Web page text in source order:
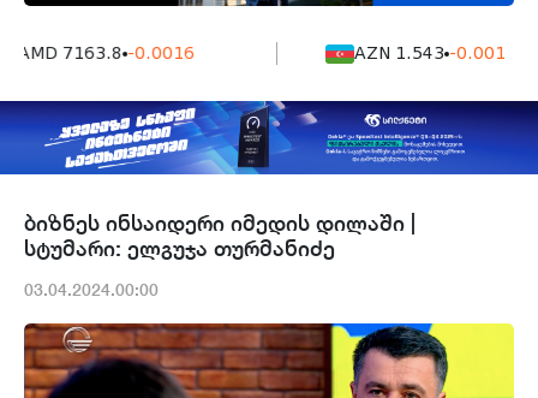
AMD 7163.8 -0.0016 AZN 1.543 -0.001
ბიზნეს ინსაიდერი იმედის დილაში |
სტუმარი: ელგუჯა თურმანიძე
03.04.2024.00:00